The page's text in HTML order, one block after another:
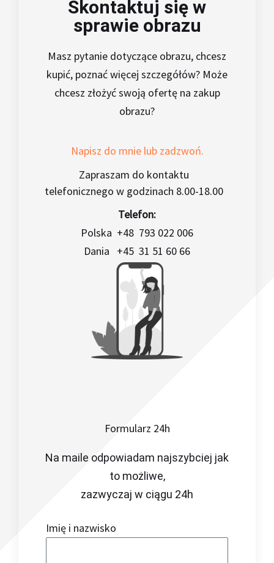
Skontaktuj się w
sprawie obrazu
Masz pytanie dotyczące obrazu, chcesz
kupić, poznać więcej szczegółów? Może
chcesz złożyć swoją ofertę na zakup
obrazu?
Napisz do mnie lub zadzwoń.
Zapraszam do kontaktu
telefonicznego w godzinach 8.00-18.00
Telefon:
Polska +48 793 022 006
Dania +45 31 51 60 66
Formularz 24h
Na maile odpowiadam najszybciej jak
to możliwe,
zazwyczaj w ciągu 24h
Imię i nazwisko